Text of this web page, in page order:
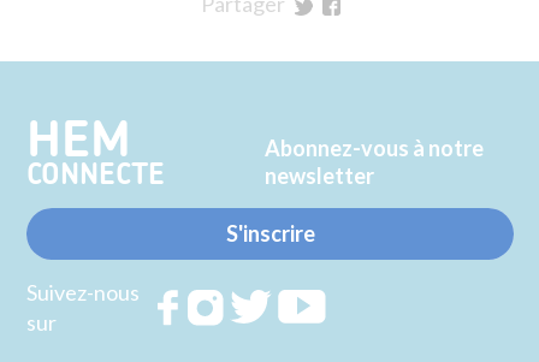
Twitter
Facebook
HEM
CONNECTE
Abonnez-vous à notre
newsletter
S'inscrire
Suivez-nous
sur
RejoignezRejoignezRejoignez